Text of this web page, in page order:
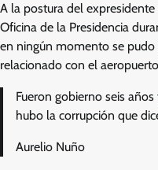
A la postura del
Oficina de la Presidencia
en ningún momento se
relacionado con el
Fueron gobierno seis
hubo la corrupción que
Aurelio Nuño